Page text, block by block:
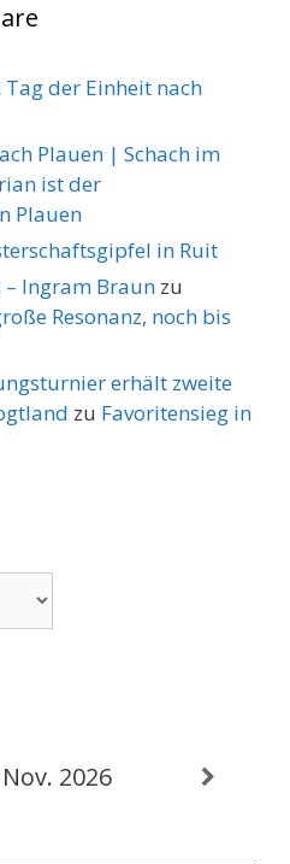
Tag der Einheit nach
Plauen | Schach im
ist der
Plauen
in Ruit
– Ingram Braun zu
Resonanz, noch bis
erhält zweite
zu Favoritensieg in
2026